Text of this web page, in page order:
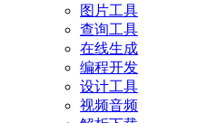
图片工具
查询工具
在线生成
编程开发
设计工具
视频音频